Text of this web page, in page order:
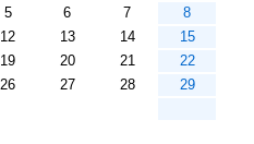
5 6 7
8
12 13 14
15
19 20 21
22
26 27 28
29